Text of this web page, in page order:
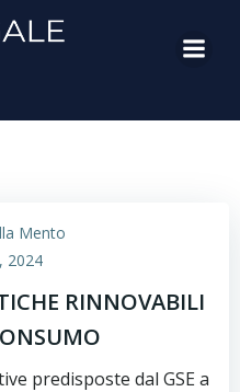
Mento
2024
RINNOVABILI
predisposte dal GSE a